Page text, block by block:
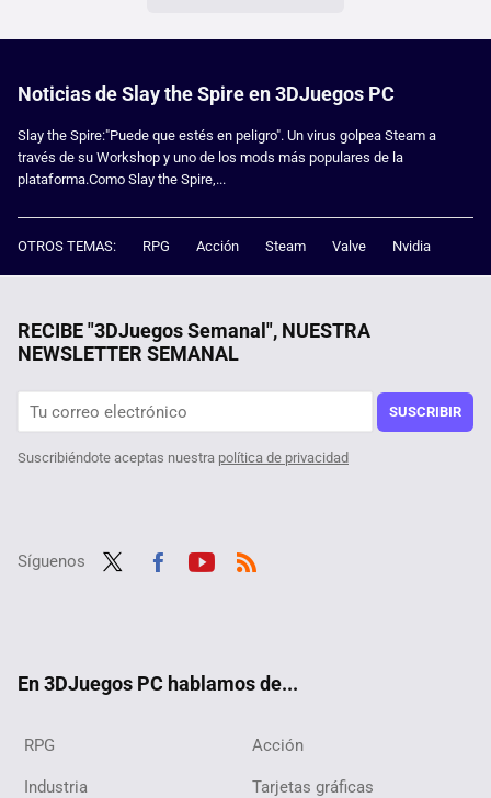
Noticias de Slay the Spire en 3DJuegos PC
Slay the Spire:"Puede que estés en peligro". Un virus golpea Steam a
través de su Workshop y uno de los mods más populares de la
plataforma.Como Slay the Spire,...
OTROS TEMAS: RPG Acción Steam Valve Nvidia
RECIBE "3DJuegos Semanal", NUESTRA
NEWSLETTER SEMANAL
SUSCRIBIR
Suscribiéndote aceptas nuestra política de privacidad
Síguenos
En 3DJuegos PC hablamos de...
RPG Acción
Industria Tarjetas gráficas